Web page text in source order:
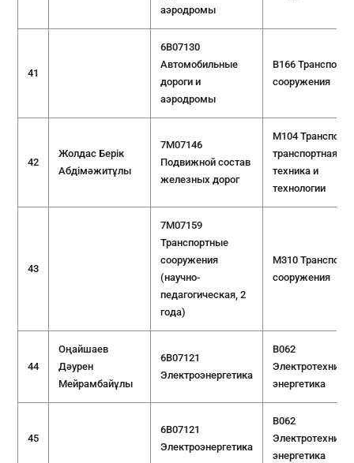
аэродромы
41
6B07130
Автомобильные
дороги и
аэродромы
B166
сооружения
42
Жолдас Берік
Абдімәжитұлы
7M07146
Подвижной состав
железных дорог
M104 Транспорт,
транспортная
техника и
технологии
43
7M07159
Транспортные
сооружения
(научно-
педагогическая, 2
года)
M310
сооружения
44
Оңайшаев
Дәурен
Мейрамбайұлы
6B07121
Электроэнергетика
B062
Электротехника
энергетика
45
6B07121
Электроэнергетика
B062
Электротехника
энергетика